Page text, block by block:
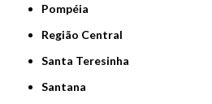
Pompéia
Região Central
Santa Teresinha
Santana